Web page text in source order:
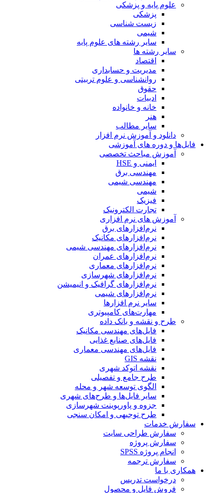
علوم پایه و پزشکی
پزشکی
زیست شناسی
شیمی
سایر رشته های علوم پایه
سایر رشته ها
اقتصاد
مدیریت و حسابداری
روانشناسی و علوم تربیتی
حقوق
ادبیات
خانه و خانواده
هنر
سایر مطالب
دانلود و آموزش نرم افزار
فایل‌ها و دوره های آموزشی
آموزش مباحث تخصصی
ایمنی و HSE
مهندسی برق
مهندسی شیمی
شیمی
فیزیک
تجارت الکترونیک
آموزش های نرم افزاری
نرم‌افزارهای برق
نرم‌افزارهای مکانیک
نرم‌افزارهای مهندسی شیمی
نرم‌افزارهای عمران
نرم‌افزارهای معماری
نرم‌افزارهای شهرسازی
نرم‌افزارهای گرافیک و انیمیشن
نرم‌افزارهای شیمی
سایر نرم افزارها
مهارت‌های کامپیوتری
طرح و نقشه و بانک داده
فایل‌های مهندسی مکانیک
فایل‌های صنایع غذایی
فایل‌های مهندسی معماری
نقشه GIS
نقشه اتوکد شهری
طرح جامع و تفصیلی
الگوی توسعه شهر و محله
سایر فایل‌ها و طرح‌های شهری
جزوه و پاورپوینت شهرسازی
طرح توجیهی و امکان سنجی
سفارش خدمات
سفارش طراحی سایت
سفارش پروژه
انجام پروژه SPSS
سفارش ترجمه
همکاری با ما
درخواست تدریس
فروش فایل و محصول